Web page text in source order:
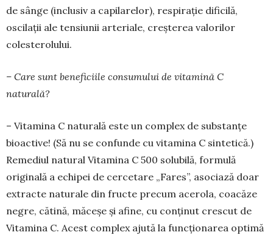
de sânge (inclusiv a capilarelor), respirație dificilă,
oscilații ale tensiunii arteriale, creșterea valo­rilor
colesterolului.
– Care sunt beneficiile consumului de vita­mină C
naturală?
– Vitamina C naturală este un complex de sub­stanțe
bioactive! (Să nu se confun­de cu vitamina C sintetică.)
Remediul natu­ral Vitamina C 500 solubilă, for­mulă
originală a echipei de cercetare „Fares”, asociază doar
extracte natu­rale din fructe precum acerola, coacă­ze
negre, cătină, măceșe și afine, cu conținut cres­cut de
Vitamina C. Acest complex ajută la funcționarea optimă